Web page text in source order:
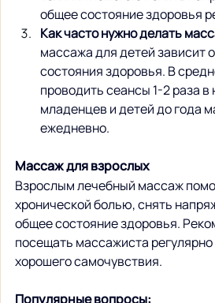
общее состояние здоровья
Как часто нужно делать
массажа для детей зависит
состояния здоровья. В
проводить сеансы 1-2 раза
младенцев и детей до года
ежедневно.
Массаж для взрослых
Взрослым лечебный массаж
хронической болью, снять
общее состояние здоровья.
посещать массажиста
хорошего самочувствия.
Популярные вопросы: